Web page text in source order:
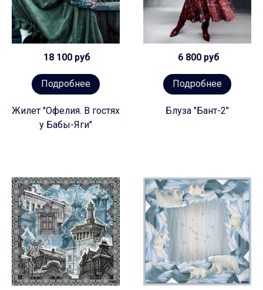
18 100 руб
Подробнее
Жилет "Офелия. В гостях
у Бабы-Яги"
6 800 руб
Подробнее
Блуза "Бант-2"